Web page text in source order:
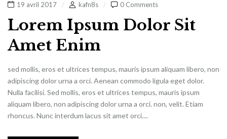
19 avril 2017 kafn8s 0 Comments
Lorem Ipsum Dolor Sit
Amet Enim
sed mollis, eros et ultrices tempus, mauris ipsum aliquam libero, non
adipiscing dolor urna a orci. Aenean commodo ligula eget dolor.
Nulla facilisi. Sed mollis, eros et ultrices tempus, mauris ipsum
aliquam libero, non adipiscing dolor urna a orci. non, velit. Etiam
rhoncus. Nunc interdum lacus sit amet orci....